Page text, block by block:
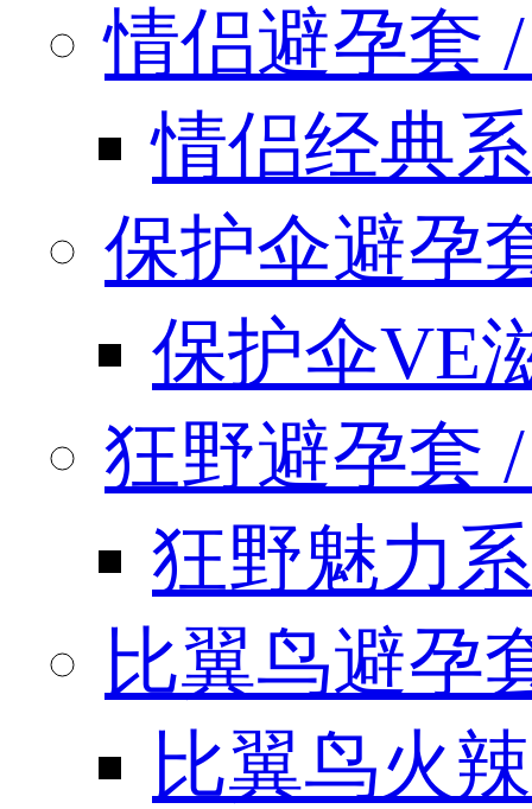
情侣避孕套
情侣经典
保护伞避孕
保护伞VE
狂野避孕套 /
狂野魅力
比翼鸟避孕
比翼鸟火